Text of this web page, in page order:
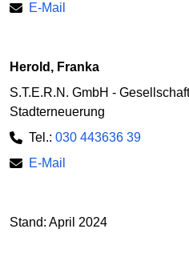
E-Mail
Herold, Franka
S.T.E.R.N. GmbH -
Stadterneuerung
Tel.: 030 443636 39
E-Mail
Stand: April 2024